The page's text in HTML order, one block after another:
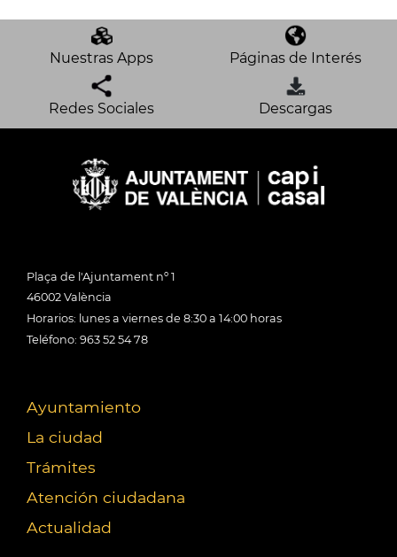
Nuestras Apps Páginas de Interés
Redes Sociales Descargas
Plaça de l'Ajuntament nº 1
46002 València
Horarios: lunes a viernes de 8:30 a 14:00 horas
Teléfono: 963 52 54 78
Ayuntamiento
La ciudad
Trámites
Atención ciudadana
Actualidad